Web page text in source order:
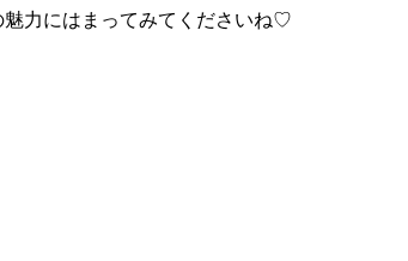
魅力にはまってみてくださいね♡